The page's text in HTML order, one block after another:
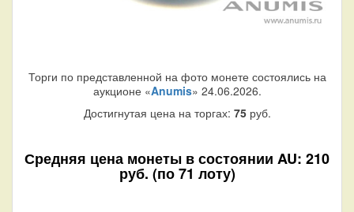
Торги по представленной на фото монете состоялись на
аукционе «Anumis» 24.06.2026.
Достигнутая цена на торгах: 75руб.
Средняя цена монеты в состоянии AU: 210
руб. (по 71 лоту)